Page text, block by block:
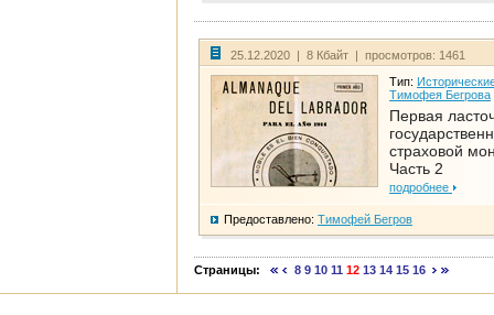
25.12.2020 | 8 Кбайт | просмотров: 1461
Тип:
Тимофея Бегрова
Первая
страховой
Часть 2
подробнее
Предоставлено: Тимофей Бегров
Страницы: 8 9 10 11 12 13 14 15 16